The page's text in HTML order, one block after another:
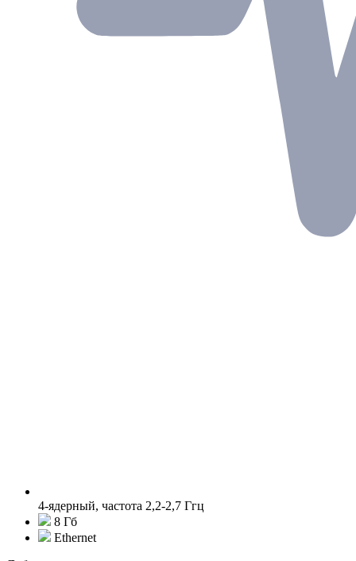
4-ядерный, частота 2,2-2,7 Ггц
8 Гб
Ethernet